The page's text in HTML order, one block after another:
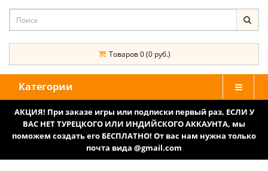
Товаров 0 (0 руб.)
Категории
АКЦИЯ! При заказе игры или подписки первый раз, ЕСЛИ У
ВАС НЕТ ТУРЕЦКОГО ИЛИ ИНДИЙСКОГО АККАУНТА, мы
поможем создать его БЕСПЛАТНО! От вас нам нужна только
почта вида @gmail.com